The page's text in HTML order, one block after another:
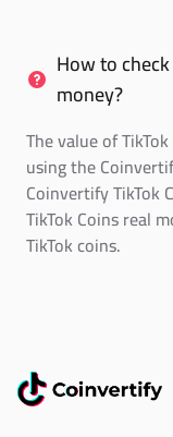
How to
money?
The value of
using the
Coinvertify TikTok
TikTok Coins real
TikTok coins.